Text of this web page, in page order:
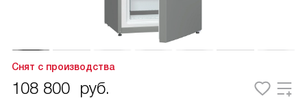
Снят с производства
108 800 руб.